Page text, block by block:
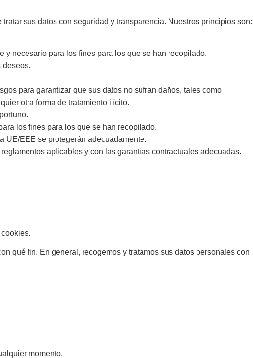
sus datos con seguridad y transparencia. Nuestros principios son:
y necesario para los fines para los que se han recopilado.
deseos.
para garantizar que sus datos no sufran daños, tales como
otra forma de tratamiento ilícito.
los fines para los que se han recopilado.
UE/EEE se protegerán adecuadamente.
aplicables y con las garantías contractuales adecuadas.
qué fin. En general, recogemos y tratamos sus datos personales con
momento.